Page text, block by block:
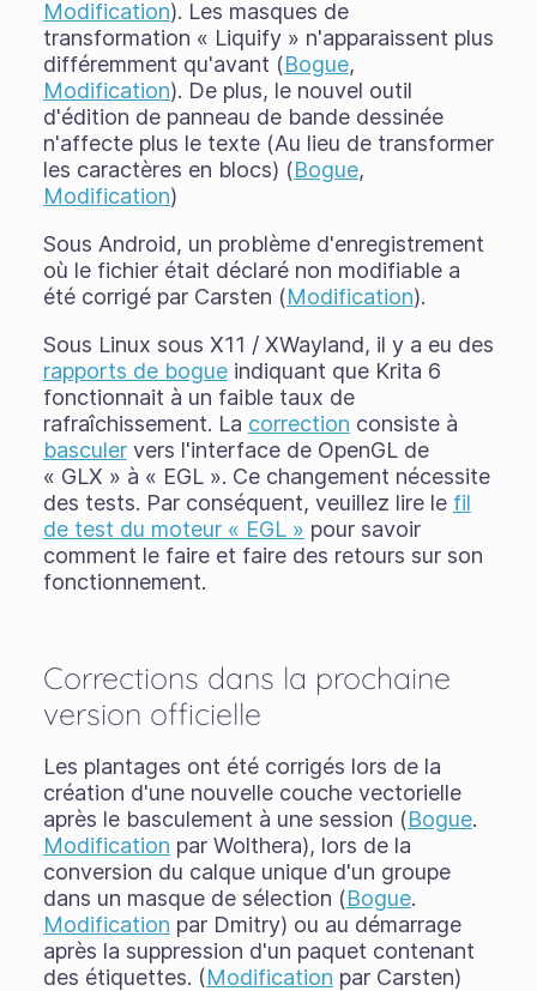
Modification). Les masques de
transformation « Liquify » n'apparaissent plus
différemment qu'avant (Bogue,
Modification). De plus, le nouvel outil
d'édition de panneau de bande dessinée
n'affecte plus le texte (Au lieu de transformer
les caractères en blocs) (Bogue,
Modification)
Sous Android, un problème d'enregistrement
où le fichier était déclaré non modifiable a
été corrigé par Carsten (Modification).
Sous Linux sous X11 / XWayland, il y a eu des
rapports de bogueindiquant que Krita 6
fonctionnait à un faible taux de
rafraîchissement. La correction consiste à
basculervers l'interface de OpenGL de
« GLX » à « EGL ». Ce changement nécessite
des tests. Par conséquent, veuillez lire le fil
de test du moteur « EGL » pour savoir
comment le faire et faire des retours sur son
fonctionnement.
Corrections dans la prochaine
version officielle
Les plantages ont été corrigés lors de la
création d'une nouvelle couche vectorielle
après le basculement à une session (Bogue.
Modification par Wolthera), lors de la
conversion du calque unique d'un groupe
dans un masque de sélection (Bogue.
Modification par Dmitry) ou au démarrage
après la suppression d'un paquet contenant
des étiquettes. (Modification par Carsten)